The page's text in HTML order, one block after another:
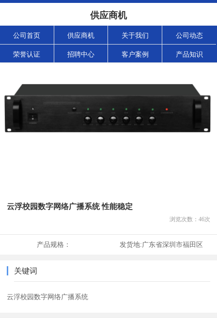
供应商机
公司首页 供应商机 关于我们 公司动态
荣誉认证 招聘中心 客户案例 产品知识
云浮校园数字网络广播系统 性能稳定
浏览次数： 46次
产品规格： 发货地:广东省深圳市福田区
关键词
云浮校园数字网络广播系统